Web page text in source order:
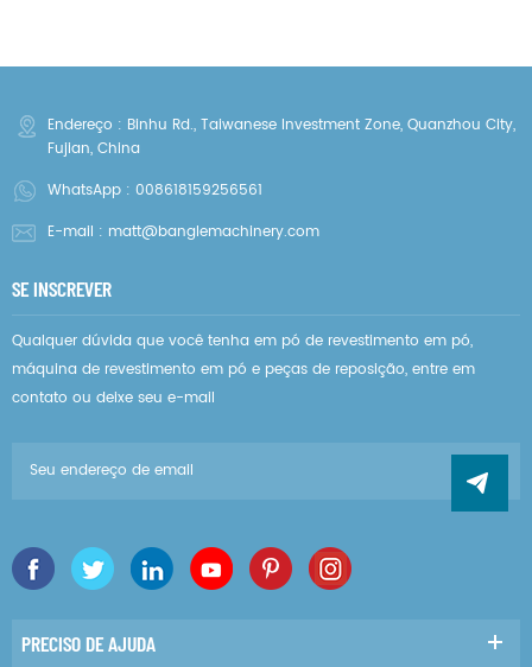
Endereço : Binhu Rd., Taiwanese Investment Zone, Quanzhou City,
Fujian, China
WhatsApp : 008618159256561
E-mail : matt@banglemachinery.com
SE INSCREVER
Qualquer dúvida que você tenha em pó de revestimento em pó,
máquina de revestimento em pó e peças de reposição, entre em
contato ou deixe seu e-mail
PRECISO DE AJUDA